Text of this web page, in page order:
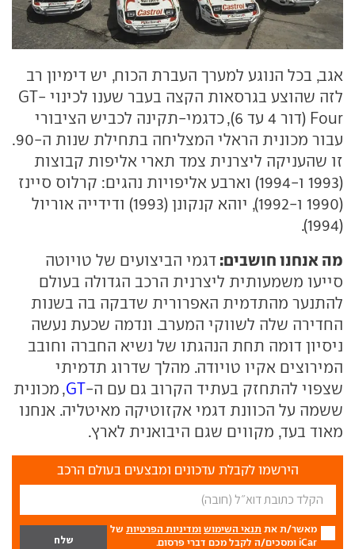
אגב, בכל הנוגע למערך העברת הכוח, יש דימיון רב
לזה שהוצע בגרסאות הקצה בעבר שענו לכינוי GT-
Four (דור 4 עד 6), כדגמי-תקינה לכביש הציבורי
עבור מכונית הראלי המצליחה בתחילת שנות ה-90.
זו שהעניקה ליצרנית צמד תארי אליפות קבוצות
(1993 ו-1994) וארבע אליפויות נהגים: קרלוס סיינז
(1990 ו-1992), יוהא קנקונן (1993) ודידייה אוריול
(1994).
מה אנחנו חושבים: דגמי הביצועים של טויוטה
סייעו משמעותית ליצרנית הרכב הגדולה בעולם
להתנער מהתדמית האפרורית שדבקה בה בשנות
החדירה שלה לשווקי המערב. ונדמה שכעת נעשה
ניסיון דומה תחת הנהגתו של נשיא החברה וחובב
המירוצים אקיו טויודה. מהלך שדרוג תדמיתי
שצפוי להתחזק בעתיד הקרוב גם עם ה-GT, מכונית
ששמה על הכוונת דגמי אקזוטיקה מאיטליה. אנחנו
מאוד בעד, מקווים שגם היבואנית לארץ.
הירשמו לקבלת עדכונים ומבצעים בעולם הרכב
מאשר/ת את תנאי השימוש ומדיניות הפרטיות של
iCar ומסכים/ה לקבל מכם דברי פרסום.